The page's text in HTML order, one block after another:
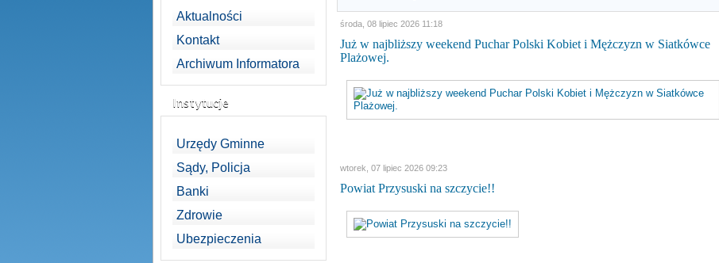
Aktualności
Kontakt
Archiwum Informatora
Instytucje
Urzędy Gminne
Sądy, Policja
Banki
Zdrowie
Ubezpieczenia
środa, 08 lipiec 2026 11:18
Już w najbliższy weekend Puchar Polski Kobiet i Mężczyzn w Siatkówce
Plażowej.
wtorek, 07 lipiec 2026 09:23
Powiat Przysuski na szczycie!!